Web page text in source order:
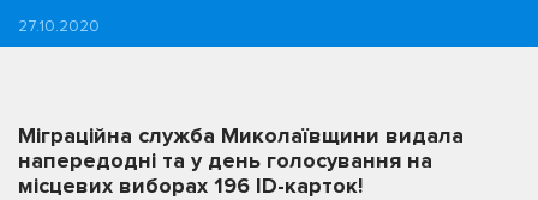
27.10.2020
Міграційна служба Миколаївщини видала
напередодні та у день голосування на
місцевих виборах 196 ID-карток!